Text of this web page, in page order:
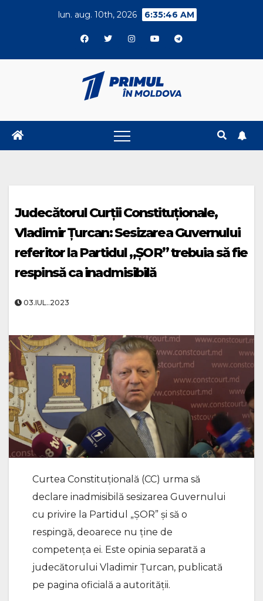
lun. aug. 10th, 2026 6:35:47 AM
Judecătorul Curții Constituționale,
Vladimir Țurcan: Sesizarea Guvernului
referitor la Partidul „ȘOR” trebuia să fie
respinsă ca inadmisibilă
03.IUL..2023
Curtea Constituțională (CC) urma să
declare inadmisibilă sesizarea Guvernului
cu privire la Partidul „ȘOR” și să o
respingă, deoarece nu ține de
competența ei. Este opinia separată a
judecătorului Vladimir Țurcan, publicată
pe pagina oficială a autorității.